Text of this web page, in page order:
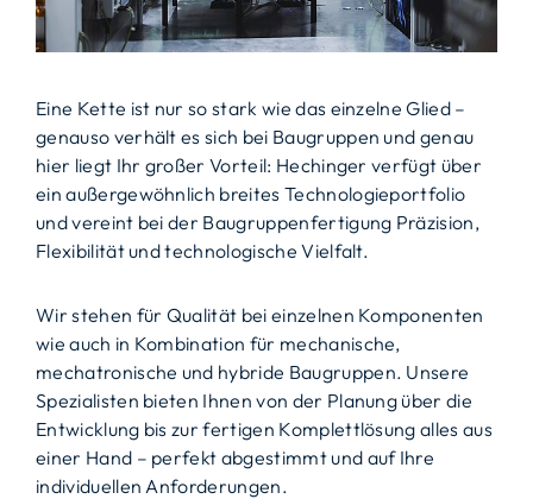
Eine Kette ist nur so stark wie das einzelne Glied –
genauso verhält es sich bei Baugruppen und genau
hier liegt Ihr großer Vorteil: Hechinger verfügt über
ein außergewöhnlich breites Technologieportfolio
und vereint bei der Baugruppenfertigung Präzision,
Flexibilität und technologische Vielfalt.
Wir stehen für Qualität bei einzelnen Komponenten
wie auch in Kombination für mechanische,
mechatronische und hybride Baugruppen. Unsere
Spezialisten bieten Ihnen von der Planung über die
Entwicklung bis zur fertigen Komplettlösung alles aus
einer Hand – perfekt abgestimmt und auf Ihre
individuellen Anforderungen.